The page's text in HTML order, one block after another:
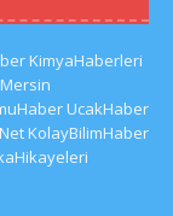
KimyaHaberleri
UcakHaber
KolayBilimHaber